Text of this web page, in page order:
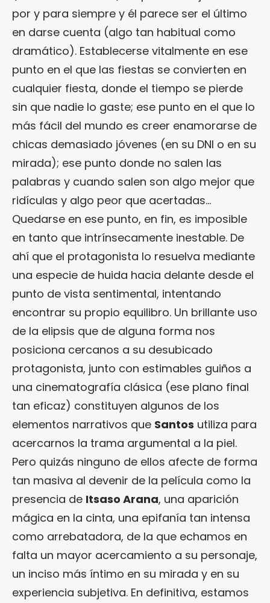
por y para siempre y él parece ser el último
en darse cuenta (algo tan habitual como
dramático). Establecerse vitalmente en ese
punto en el que las fiestas se convierten en
cualquier fiesta, donde el tiempo se pierde
sin que nadie lo gaste; ese punto en el que lo
más fácil del mundo es creer enamorarse de
chicas demasiado jóvenes (en su DNI o en su
mirada); ese punto donde no salen las
palabras y cuando salen son algo mejor que
ridículas y algo peor que acertadas…
Quedarse en ese punto, en fin, es imposible
en tanto que intrínsecamente inestable. De
ahí que el protagonista lo resuelva mediante
una especie de huida hacia delante desde el
punto de vista sentimental, intentando
encontrar su propio equilibro. Un brillante uso
de la elipsis que de alguna forma nos
posiciona cercanos a su desubicado
protagonista, junto con estimables guiños a
una cinematografía clásica (ese plano final
tan eficaz) constituyen algunos de los
elementos narrativos que Santos utiliza para
acercarnos la trama argumental a la piel.
Pero quizás ninguno de ellos afecte de forma
tan masiva al devenir de la película como la
presencia de Itsaso Arana, una aparición
mágica en la cinta, una epifanía tan intensa
como arrebatadora, de la que echamos en
falta un mayor acercamiento a su personaje,
un inciso más íntimo en su mirada y en su
experiencia subjetiva. En definitiva, estamos